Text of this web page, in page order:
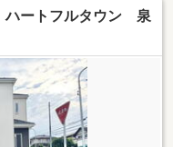
ハートフルタウン 泉